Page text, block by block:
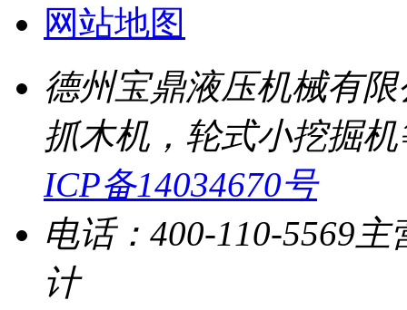
网站地图
德州宝鼎液压机械有
抓木机，轮式小挖掘
ICP备14034670号
电话：400-110-5569 主
计